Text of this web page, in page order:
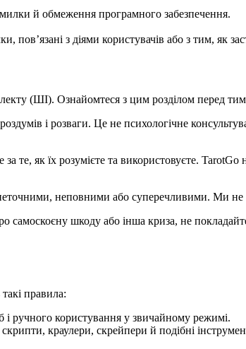
й обмеження програмного забезпечення.
з діями користувачів або з тим, як
(ШІ). Ознайомтеся з цим розділом перед
і розваги. Це не психологічне
за те, як їх розумієте та використовуєте.
неповними або суперечливими. Ми не
шкоду або інша криза, не
правила:
і ручного користування у звичайному режимі.
краулери, скрейпери й подібні